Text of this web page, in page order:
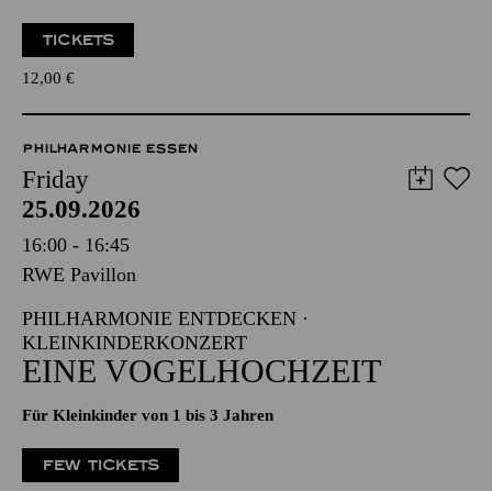
TICKETS
12,00 €
PHILHARMONIE ESSEN
Friday
25.09.2026
16:00 - 16:45
RWE Pavillon
PHILHARMONIE ENTDECKEN ·
KLEINKINDERKONZERT
EINE VOGELHOCHZEIT
Für Kleinkinder von 1 bis 3 Jahren
FEW TICKETS